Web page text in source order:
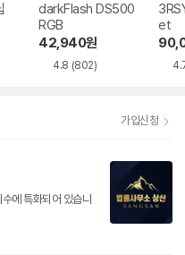
darkFlash DS500
RGB
42,940원
4.8 (802)
et
가입신청
에 특화되어 있습니